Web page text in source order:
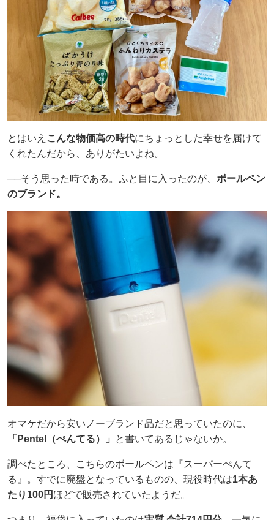
とはいえ こんな物価高の時代にちょっとした幸せを届けて
くれたんだから、ありがたいよね。
──そう思った時である。ふと目に入ったのが、 ボールペン
のブランド。
オマケだから安いノーブランド品だと思っていたのに、
「Pentel（ぺんてる）」
と書いてあるじゃないか。
調べたところ、こちらのボールペンは『スーパーぺんて
る』。すでに廃盤となっているものの、現役時代は1本あ
たり100円 ほどで販売されていたようだ。